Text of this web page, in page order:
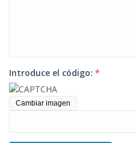
Introduce el código: *
Cambiar imagen